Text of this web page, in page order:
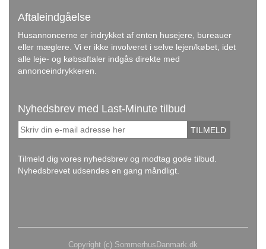
Aftaleindgåelse
Husannoncerne er indrykket af enten husejere, bureauer
eller mæglere. Vi er ikke involveret i selve lejen/købet, idet
alle leje- og købsaftaler indgås direkte med
annonceindrykkeren.
Nyhedsbrev med Last-Minute tilbud
TILMELD
Tilmeld dig vores nyhedsbrev og modtag gode tilbud.
Nyhedsbrevet udsendes en gang måndligt.
Copyright (c) SommerhusDanmark.dk